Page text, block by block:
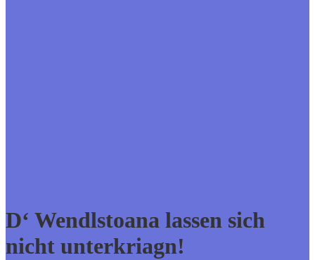
D‘ Wendlstoana lassen sich
nicht unterkriagn!